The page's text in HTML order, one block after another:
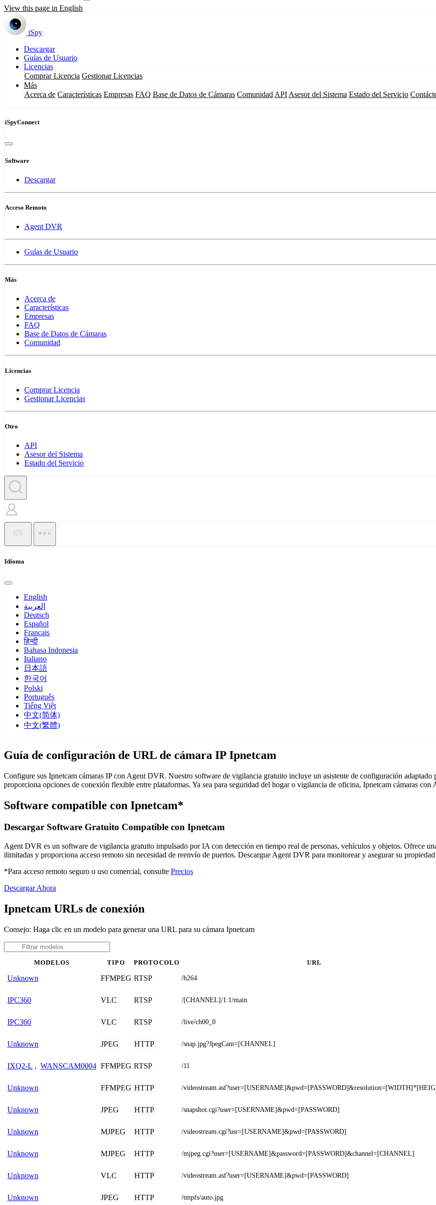
View this page in English
iSpy
Descargar
Guías de Usuario
Licencias
Comprar Licencia Gestionar Licencias
Más
Acerca de Características Empresas FAQ Base de Datos de Cámaras Comunidad API Asesor del Sistema Estado del Servicio
iSpyConnect
Software
Descargar
Acceso Remoto
Agent DVR
Guías de Usuario
Más
Acerca de
Características
Empresas
FAQ
Base de Datos de Cámaras
Comunidad
Licencias
Comprar Licencia
Gestionar Licencias
Otro
API
Asesor del Sistema
Estado del Servicio
ES
Idioma
English
العربية
Deutsch
Español
Français
हिन्दी
Bahasa Indonesia
Italiano
日本語
한국어
Polski
Português
Tiếng Việt
中文(简体)
中文(繁體)
Guía de configuración de URL de cámara IP Ipnetcam
Configure sus Ipnetcam cámaras IP con Agent DVR. Nuestro software de vigilancia gratuito incluye un asistente de configuración
proporciona opciones de conexión flexible entre plataformas. Ya sea para seguridad del hogar o vigilancia de oficina, Ipnetcam cámaras
Software compatible con Ipnetcam*
Descargar Software Gratuito Compatible con Ipnetcam
Agent DVR es un software de vigilancia gratuito impulsado por IA con detección en tiempo real de personas, vehículos y objetos. Ofrece
ilimitadas y proporciona acceso remoto sin necesidad de reenvío de puertos. Descargue Agent DVR para monitorear y asegurar su
*Para acceso remoto seguro o uso comercial, consulte Precios
Descargar Ahora
Ipnetcam URLs de conexión
Consejo: Haga clic en un modelo para generar una URL para su cámara Ipnetcam
MODELOS TIPO PROTOCOLO URL
Unknown FFMPEG RTSP /h264
IPC360 VLC RTSP /[CHANNEL]/1:1/main
IPC360 VLC RTSP /live/ch00_0
Unknown JPEG HTTP /snap.jpg?JpegCam=[CHANNEL]
IXQ2-L , WANSCAM0004 FFMPEG RTSP /11
Unknown FFMPEG HTTP /
Unknown JPEG HTTP /snapshot.cgi?user=[USERNAME]&pwd=[PASSWORD]
Unknown MJPEG HTTP /videostream.cgi?usr=[USERNAME]&pwd=[PASSWORD]
Unknown MJPEG HTTP /mjpeg.cgi?user=[USERNAME]&password=[PASSWORD]&channel=[CHANNEL]
Unknown VLC HTTP /videostream.asf?user=[USERNAME]&pwd=[PASSWORD]
Unknown JPEG HTTP /tmpfs/auto.jpg